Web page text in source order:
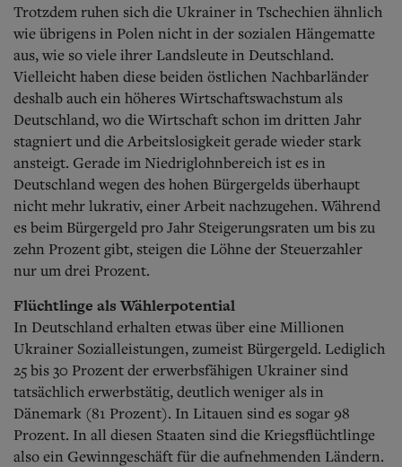
Trotzdem ruhen sich die Ukrainer in Tschechien ähnlich
wie übrigens in Polen nicht in der sozialen Hängematte
aus, wie so viele ihrer Landsleute in Deutschland.
Vielleicht haben diese beiden östlichen Nachbarländer
deshalb auch ein höheres Wirtschaftswachstum als
Deutschland, wo die Wirtschaft schon im dritten Jahr
stagniert und die Arbeitslosigkeit gerade wieder stark
ansteigt. Gerade im Niedriglohnbereich ist es in
Deutschland wegen des hohen Bürgergelds überhaupt
nicht mehr lukrativ, einer Arbeit nachzugehen. Während
es beim Bürgergeld pro Jahr Steigerungsraten um bis zu
zehn Prozent gibt, steigen die Löhne der Steuerzahler
nur um drei Prozent.
Flüchtlinge als Wählerpotential
In Deutschland erhalten etwas über eine Millionen
Ukrainer Sozialleistungen, zumeist Bürgergeld. Lediglich
25 bis 30 Prozent der erwerbsfähigen Ukrainer sind
tatsächlich erwerbstätig, deutlich weniger als in
Dänemark (81 Prozent). In Litauen sind es sogar 98
Prozent. In all diesen Staaten sind die Kriegsflüchtlinge
also ein Gewinngeschäft für die aufnehmenden Ländern.